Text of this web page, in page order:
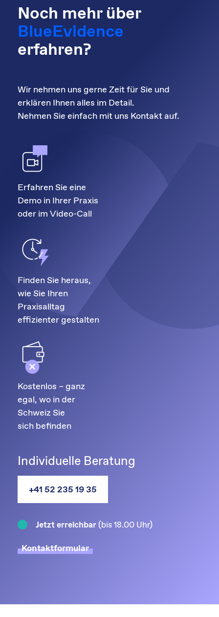
Noch mehr über
BlueEvidence
erfahren?
Wir nehmen uns gerne Zeit für Sie und
erklären Ihnen alles im Detail.
Nehmen Sie einfach mit uns Kontakt auf.
Erfahren Sie eine
Demo in Ihrer Praxis
oder im Video-Call
Finden Sie heraus,
wie Sie Ihren
Praxisalltag
effizienter gestalten
Kostenlos – ganz
egal, wo in der
Schweiz Sie
sich befinden
Individuelle Beratung
+41 52 235 19 35
Jetzt erreichbar(bis 18.00 Uhr)
Kontaktformular